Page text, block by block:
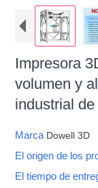
Impresora
volumen y
industrial
Marca Dowell 3D
El origen de los
El tiempo de